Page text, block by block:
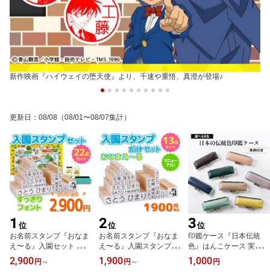
新作映画『ハイウェイの堕天使』より、千速や重悟、真澄が登場♪
更新日 ： 08/08 （08/01〜08/07集計）
1 位
お名前スタンプ『おなま
え〜る』入園セット ひら
がな 漢字 ローマ字 アイ
ロン不要 布 油性 保育園
2,900 円 ～
2位
お名前スタンプ『おなま
え〜る』入園スタンプだ
けセット 兄弟用 名前ス
タンプ お名前ハンコ 出
1,900 円 ～
3位
印鑑ケース『日本伝統
色』はんこケース 実印
銀行印 認印 おしゃれ 和
柄 プレゼント ギフト
1,000 円